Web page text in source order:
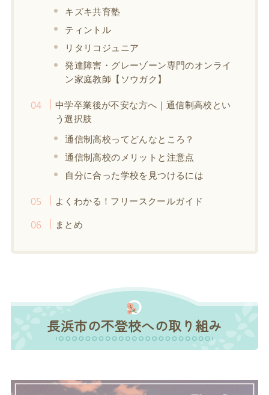
キズキ共育塾
ティントル
リタリコジュニア
発達障害・グレーゾーン専門のオンライ
ン家庭教師【ソウガク】
中学卒業後が不安な方へ｜通信制高校とい
う選択肢
通信制高校ってどんなところ？
通信制高校のメリットと注意点
自分に合った学校を見つけるには
よくわかる！フリースクールガイド
まとめ
長浜市の不登校への取り組み